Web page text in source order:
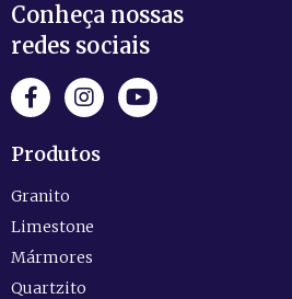
Conheça nossas
redes sociais
Produtos
Granito
Limestone
Mármores
Quartzito